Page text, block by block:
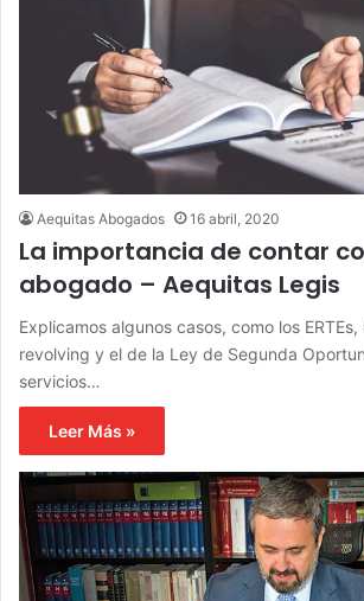
Aequitas Abogados 16 abril, 2020
La importancia de contar
abogado – Aequitas Legis
Explicamos algunos casos, como los
revolving y el de la Ley de Segunda
servicios…
Leer Más »